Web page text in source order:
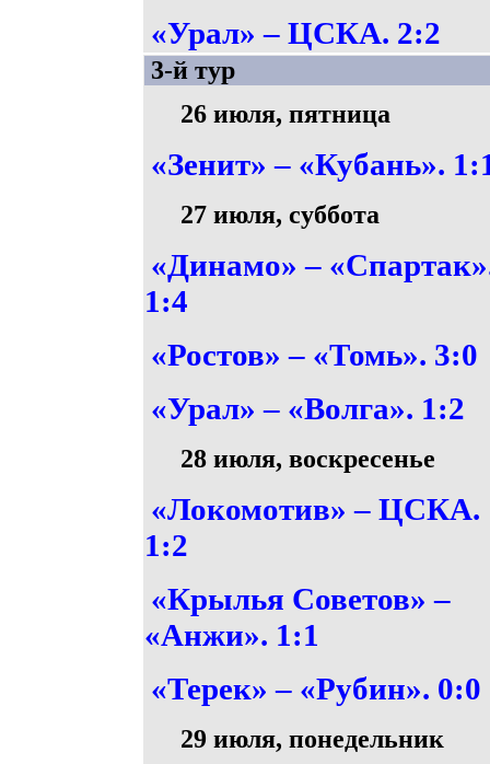
«Урал» – ЦСКА. 2:2
3-й тур
26 июля, пятница
«Зенит» – «Кубань».
27 июля, суббота
«Динамо» –
1:4
«Ростов» – «Томь». 3:0
«Урал» – «Волга». 1:2
28 июля, воскресенье
«Локомотив» – ЦСКА.
1:2
«Крылья Советов» –
«Анжи». 1:1
«Терек» – «Рубин». 0:0
29 июля, понедельник